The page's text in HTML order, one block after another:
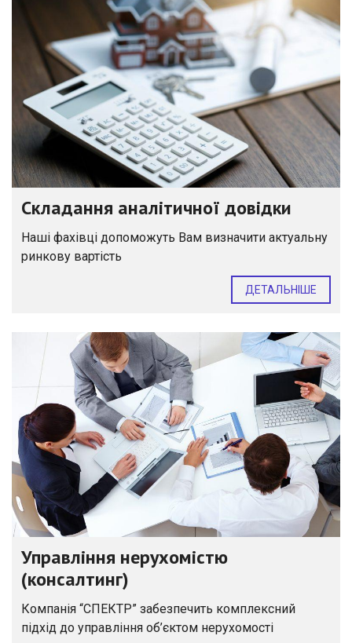
Складання аналітичної довідки
Наші фахівці допоможуть Вам визначити актуальну
ринкову вартість
ДЕТАЛЬНІШЕ
Управління нерухомістю
(консалтинг)
Компанія “СПЕКТР” забезпечить комплексний
підхід до управління об’єктом нерухомості